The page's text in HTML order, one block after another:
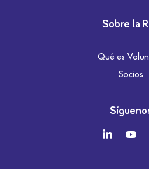
Sobre la
Qué es
Socios